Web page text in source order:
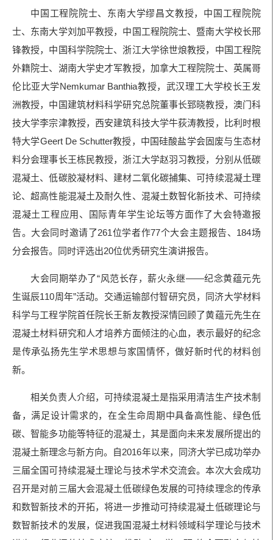
中国工程院院士、东南大学缪昌文教授，中国工程院院
士、东南大学刘加平教授，中国工程院院士、暨南大学校长邢
锋教授，中国科学院院士、浙江大学徐世烺教授，中国工程院
外籍院士、湖南大学史才军教授，加拿大工程院院士、英属哥
伦比亚大学Nemkumar Banthia教授，武汉理工大学校长王发
洲教授，中国建筑材料科学研究总院董事长郅晓教授，澳门科
技大学李宗津教授，西安建筑科技大学牛荻涛教授，比利时根
特大学Geert De Schutter教授，中国硅酸盐学会固废与生态材
料分会理事长王栋民教授，浙江大学赵羽习教授，分别从低碳
混凝土、低碳胶凝材料、建材二氧化碳捕集、可持续混凝土理
论、超高性能混凝土及耐久性、混凝土数智化新技术、可持续
混凝土工程应用、国际青年学生论坛等方面作了大会特邀报
告。大会同时邀请了261位学者作77个大会主题报告、184场
分会报告。同时评选出20位优秀研究生演讲报告。
大会同期举办了“风范长存，薪火永继——纪念黄蕴元先
生诞辰110周年”活动。交通运输部付智研究员，同济大学材料
科学与工程学院首任院长王新友教授深情回顾了黄蕴元先生在
混凝土材料研究和人才培养方面倾注的心血，表示最好的纪念
是传承弘扬先生学术思想与家国情怀，做好新时代的材料创
新。
相关负责人介绍，可持续混凝土是指采用清洁生产技术制
备，满足设计需求的，在全生命周期中具备高性能、绿色低
碳、智能多功能等特征的混凝土，其是面向未来发展所提出的
混凝土新理念与新方向。自2016年以来，同济大学已成功举办
三届全国可持续混凝土理论与技术学术交流会。本次大会成功
召开是对前三届大会混凝土低碳绿色发展的可持续理念的传承
和数智新技术的开拓，将进一步推动可持续混凝土低碳理论与
数智新技术的发展，促进我国混凝土材料领域科学理论与技术